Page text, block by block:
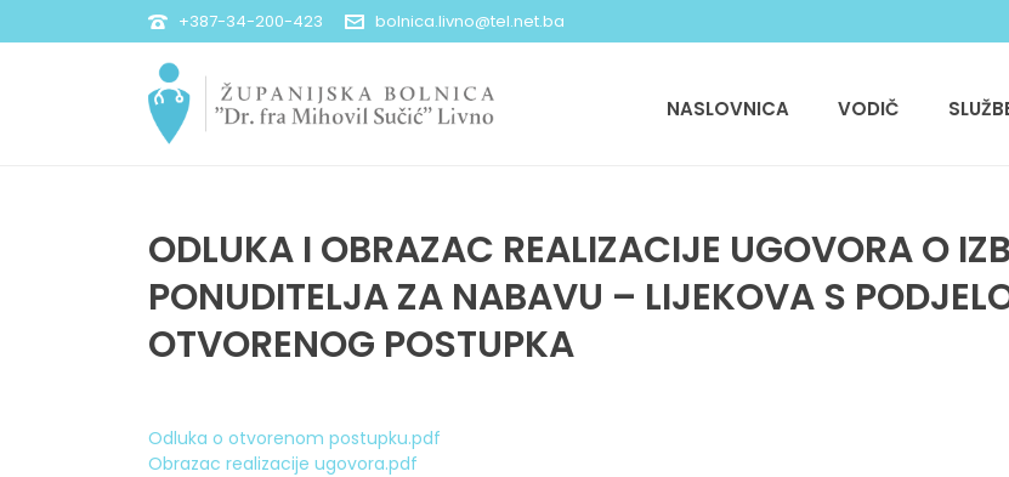
+387-34-200-423 bolnica.livno@tel.net.ba
NASLOVNICA VODIČ
ODLUKA I OBRAZAC REALIZACIJE UGOVORA O
PONUDITELJA ZA NABAVU – LIJEKOVA S
OTVORENOG POSTUPKA
Odluka o otvorenom postupku.pdf
Obrazac realizacije ugovora.pdf